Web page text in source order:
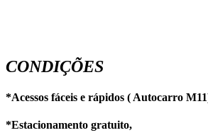
CONDIÇÕES
*Acessos fáceis e rápidos ( Autocarro
*Estacionamento gratuito,